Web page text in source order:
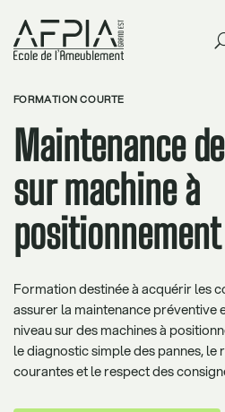
FORMATION COURTE
Maintenance
sur machine à
Formation destinée à acquérir les
assurer la maintenance
niveau sur des machines à
le diagnostic simple des pannes,
courantes et le respect des